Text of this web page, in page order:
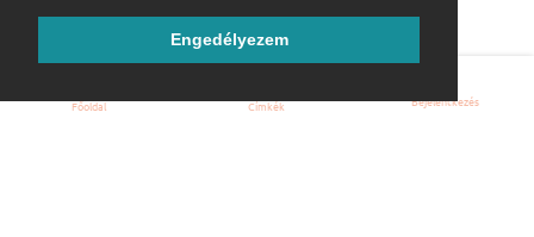
Engedélyezem
Főoldal Címkék Bejelentkezés